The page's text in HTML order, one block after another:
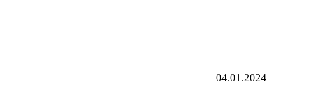
04.01.2024